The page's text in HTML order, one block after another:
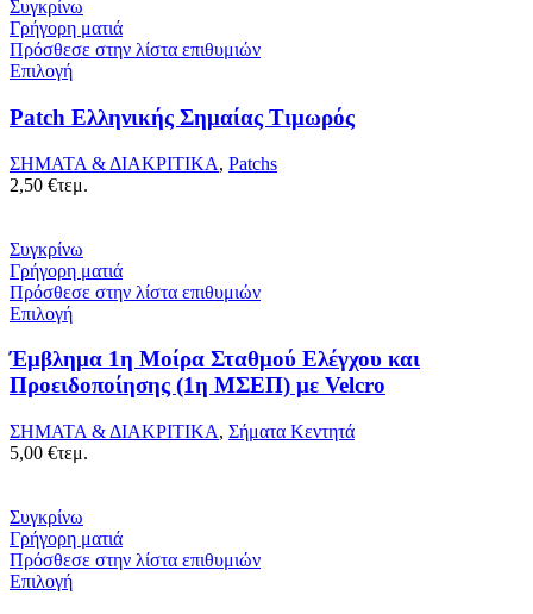
Συγκρίνω
Γρήγορη ματιά
Πρόσθεσε στην λίστα επιθυμιών
Επιλογή
Patch Ελληνικής Σημαίας Τιμωρός
ΣΗΜΑΤΑ & ΔΙΑΚΡΙΤΙΚΑ, Patchs
2,50 €τεμ.
Συγκρίνω
Γρήγορη ματιά
Πρόσθεσε στην λίστα επιθυμιών
Επιλογή
Έμβλημα 1η Μοίρα Σταθμού Ελέγχου και
Προειδοποίησης (1η ΜΣΕΠ) με Velcro
ΣΗΜΑΤΑ & ΔΙΑΚΡΙΤΙΚΑ, Σήματα Κεντητά
5,00 €τεμ.
Συγκρίνω
Γρήγορη ματιά
Πρόσθεσε στην λίστα επιθυμιών
Επιλογή